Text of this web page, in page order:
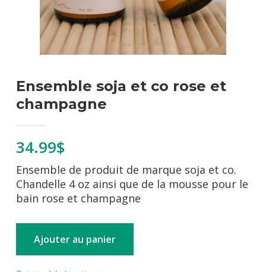
Ensemble soja et co rose et
champagne
34.99$
Ensemble de produit de marque soja et co.
Chandelle 4 oz ainsi que de la mousse pour le
bain rose et champagne
Ajouter au panier